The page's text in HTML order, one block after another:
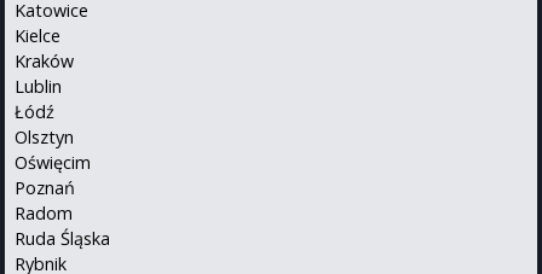
Katowice
Kielce
Kraków
Lublin
Łódź
Olsztyn
Oświęcim
Poznań
Radom
Ruda Śląska
Rybnik